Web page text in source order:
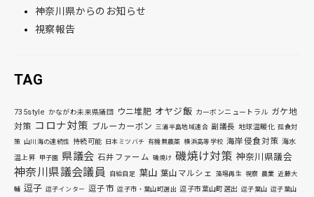
神奈川県からのお知らせ
視察報告
TAG
735style かながわ未来県議団 ウニ堆肥 オヤジ飯 カーボンニュートラル ガケ地
対策 コロナ対策 ブルーカーボン 三浦半島地域連合 副議長 地球温暖化 孤食対
策 山川海の連続性 持続可能 日本ミツバチ 有機無農薬 横浜高等学校 海岸侵食対策 海水
温上昇 甲子園 県議会 石井ファーム 磯焼け 磯焼け対策 神奈川県議会
神奈川県議会議員 自給自足 葉山 葉山マルシェ 藻場再生 視察 農業 近藤大
輔 逗子 逗子インター 逗子市 逗子市・葉山町選出 逗子市葉山町選出 逗子葉山 逗子葉山